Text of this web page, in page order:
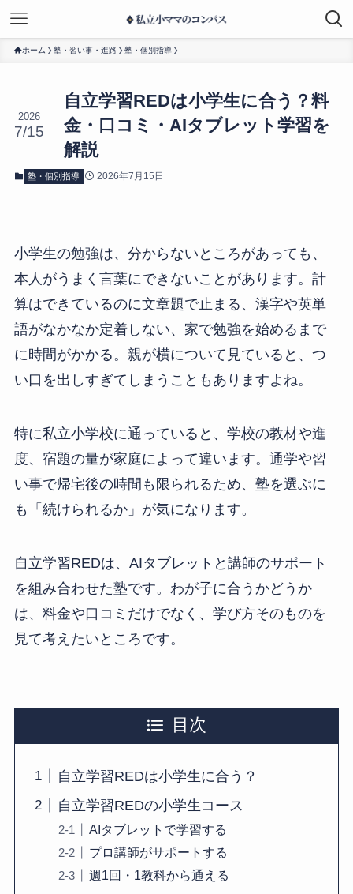
ホーム 塾・習い事・進路 塾・個別指導
自立学習REDは小学生に合う？料
金・口コミ・AIタブレット学習を
解説
2026
7/15
塾・個別指導 2026年7月15日
小学生の勉強は、分からないところがあっても、
本人がうまく言葉にできないことがあります。計
算はできているのに文章題で止まる、漢字や英単
語がなかなか定着しない、家で勉強を始めるまで
に時間がかかる。親が横について見ていると、つ
い口を出しすぎてしまうこともありますよね。
特に私立小学校に通っていると、学校の教材や進
度、宿題の量が家庭によって違います。通学や習
い事で帰宅後の時間も限られるため、塾を選ぶに
も「続けられるか」が気になります。
自立学習REDは、AIタブレットと講師のサポート
を組み合わせた塾です。わが子に合うかどうか
は、料金や口コミだけでなく、学び方そのものを
見て考えたいところです。
目次
自立学習REDは小学生に合う？
自立学習REDの小学生コース
AIタブレットで学習する
プロ講師がサポートする
週1回・1教科から通える